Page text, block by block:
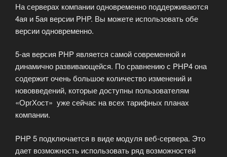
На серверах компании одновременно поддерживаются
4ая и 5ая версии PHP. Вы можете использовать обе
версии одновременно.
5-ая версия PHP является самой современной и
динамично развивающейся. По сравнению с PHP4 она
содержит очень большое количество изменений и
нововведений, которые доступны пользователям
«ОргХост» уже сейчас на всех тарифных планах
компании.
PHP 5 подключается в виде модуля веб-сервера. Это
дает возможность использовать ряд возможностей